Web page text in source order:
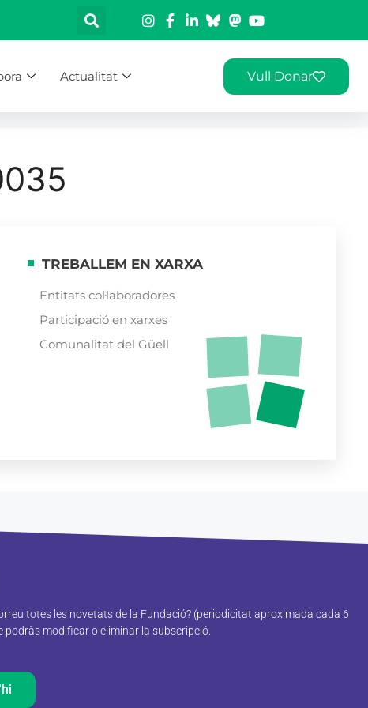
Actualitat Vull Donar
TREBALLEM EN XARXA
Entitats col·laboradores
Participació en xarxes
Comunalitat del Güell
totes les novetats de la Fundació? (periodicitat aproximada cada 6
podràs modificar o eliminar la subscripció.